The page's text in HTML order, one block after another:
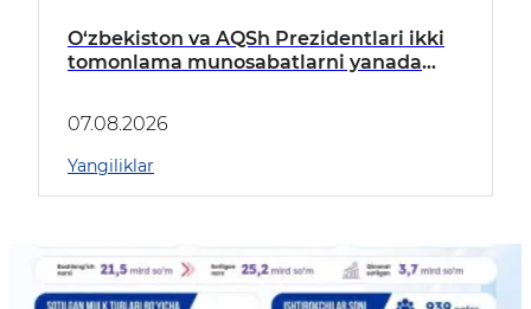
O‘zbekiston va AQSh Prezidentlari ikki
tomonlama munosabatlarni yanada
07.08.2026
Yangiliklar